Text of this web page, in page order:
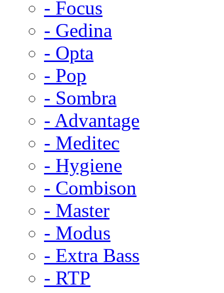
- Focus
- Gedina
- Opta
- Pop
- Sombra
- Advantage
- Meditec
- Hygiene
- Combison
- Master
- Modus
- Extra Bass
- RTP